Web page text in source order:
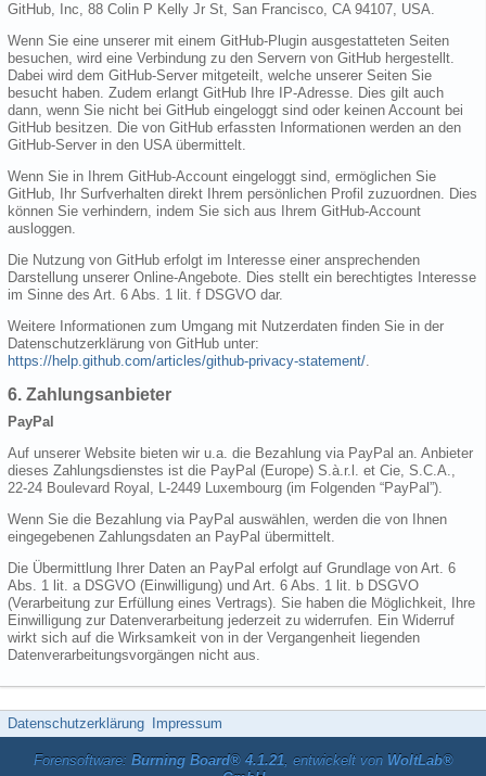
GitHub, Inc, 88 Colin P Kelly Jr St, San Francisco, CA 94107, USA.
Wenn Sie eine unserer mit einem GitHub-Plugin ausgestatteten Seiten
besuchen, wird eine Verbindung zu den Servern von GitHub hergestellt.
Dabei wird dem GitHub-Server mitgeteilt, welche unserer Seiten Sie
besucht haben. Zudem erlangt GitHub Ihre IP-Adresse. Dies gilt auch
dann, wenn Sie nicht bei GitHub eingeloggt sind oder keinen Account bei
GitHub besitzen. Die von GitHub erfassten Informationen werden an den
GitHub-Server in den USA übermittelt.
Wenn Sie in Ihrem GitHub-Account eingeloggt sind, ermöglichen Sie
GitHub, Ihr Surfverhalten direkt Ihrem persönlichen Profil zuzuordnen. Dies
können Sie verhindern, indem Sie sich aus Ihrem GitHub-Account
ausloggen.
Die Nutzung von GitHub erfolgt im Interesse einer ansprechenden
Darstellung unserer Online-Angebote. Dies stellt ein berechtigtes Interesse
im Sinne des Art. 6 Abs. 1 lit. f DSGVO dar.
Weitere Informationen zum Umgang mit Nutzerdaten finden Sie in der
Datenschutzerklärung von GitHub unter:
https://help.github.com/articles/github-privacy-statement/
6. Zahlungsanbieter
PayPal
Auf unserer Website bieten wir u.a. die Bezahlung via PayPal an. Anbieter
dieses Zahlungsdienstes ist die PayPal (Europe) S.à.r.l. et Cie, S.C.A.,
22-24 Boulevard Royal, L-2449 Luxembourg (im Folgenden “PayPal”).
Wenn Sie die Bezahlung via PayPal auswählen, werden die von Ihnen
eingegebenen Zahlungsdaten an PayPal übermittelt.
Die Übermittlung Ihrer Daten an PayPal erfolgt auf Grundlage von Art. 6
Abs. 1 lit. a DSGVO (Einwilligung) und Art. 6 Abs. 1 lit. b DSGVO
(Verarbeitung zur Erfüllung eines Vertrags). Sie haben die Möglichkeit, Ihre
Einwilligung zur Datenverarbeitung jederzeit zu widerrufen. Ein Widerruf
wirkt sich auf die Wirksamkeit von in der Vergangenheit liegenden
Datenverarbeitungsvorgängen nicht aus.
Datenschutzerklärung Impressum
Forensoftware: Burning Board® 4.1.21, entwickelt von WoltLab®